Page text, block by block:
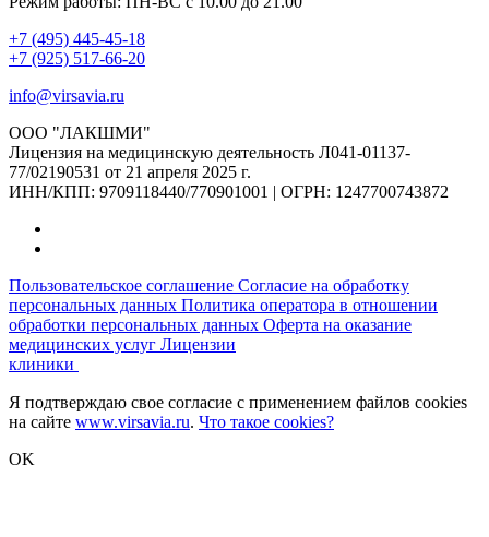
+7 (495) 445-45-18
+7 (925) 517-66-20
info@virsavia.ru
ООО "ЛАКШМИ"
Лицензия на медицинскую деятельность Л041-01137-
77/02190531 от 21 апреля 2025 г.
ИНН/КПП: 9709118440/770901001 | ОГРН: 1247700743872
Пользовательское соглашение Согласие на обработку
персональных данных Политика оператора в отношении
обработки персональных данных Оферта на оказание
медицинских услуг Лицензии
клиники
Я подтверждаю свое согласие с применением файлов cookies
на сайте www.virsavia.ru. Что такое cookies?
OK